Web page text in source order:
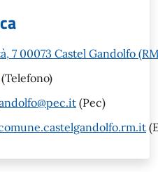
7 00073 Castel Gandolfo
(Telefono)
(Pec)